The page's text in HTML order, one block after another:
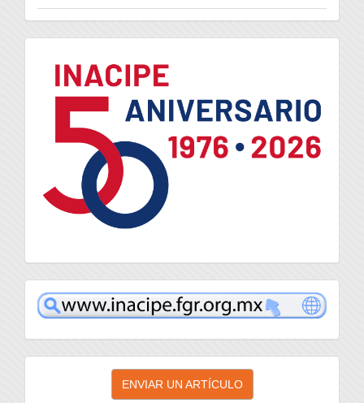
logo
inacipe
Enviar
ENVIAR UN ARTÍCULO